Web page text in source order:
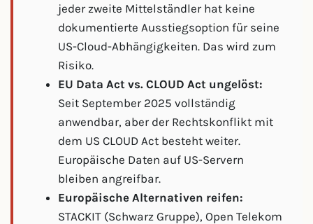
jeder zweite Mittelständler hat keine
dokumentierte Ausstiegsoption für seine
US-Cloud-Abhängigkeiten. Das wird zum
Risiko.
EU Data Act vs. CLOUD Act ungelöst:
Seit September 2025 vollständig
anwendbar, aber der Rechtskonflikt mit
dem US CLOUD Act besteht weiter.
Europäische Daten auf US-Servern
bleiben angreifbar.
Europäische Alternativen reifen:
STACKIT (Schwarz Gruppe), Open Telekom